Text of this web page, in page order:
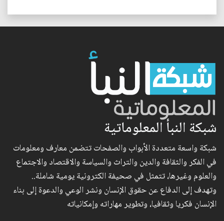
شبكة النبأ المعلوماتية
شبكة واسعة متعددة الأبواب والصفحات تتضمن معارف ومعلومات
في الفكر والثقافة والدين والتراث والسياسة والاقتصاد والاجتماع
والعلوم وغيرها، تتمثل في صحيفة الكترونية يومية شاملة..
وتهدف إلى الدفاع عن حقوق الإنسان ونشر الوعي والدعوة إلى بناء
الإنسان فكريا وثقافيا، وتطوير مهاراته وإمكانياته